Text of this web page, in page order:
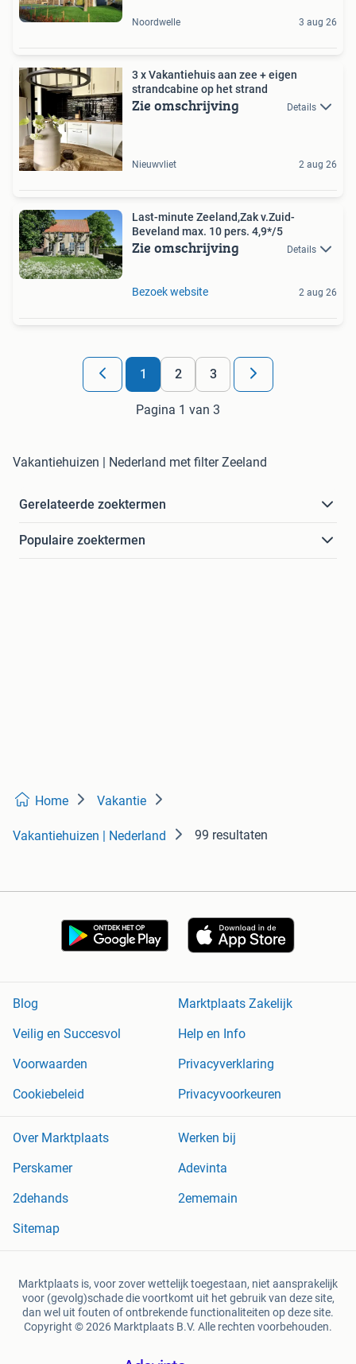
Noordwelle 3 aug 26
3 x Vakantiehuis aan zee + eigen
strandcabine op het strand
Zie omschrijving Details
Nieuwvliet 2 aug 26
Last-minute Zeeland,Zak v.Zuid-
Beveland max. 10 pers. 4,9*/5
Zie omschrijving Details
Bezoek website 2 aug 26
1 2 3
Pagina 1 van 3
Vakantiehuizen | Nederland met filter Zeeland
Gerelateerde zoektermen
Populaire zoektermen
Home Vakantie
Vakantiehuizen | Nederland 99 resultaten
Blog
Marktplaats Zakelijk
Veilig en Succesvol
Help en Info
Voorwaarden
Privacyverklaring
Cookiebeleid
Privacyvoorkeuren
Over Marktplaats
Werken bij
Perskamer
Adevinta
2dehands
2ememain
Sitemap
Marktplaats is, voor zover wettelijk toegestaan, niet aansprakelijk
voor (gevolg)schade die voortkomt uit het gebruik van deze site,
dan wel uit fouten of ontbrekende functionaliteiten op deze site.
Copyright © 2026 Marktplaats B.V. Alle rechten voorbehouden.